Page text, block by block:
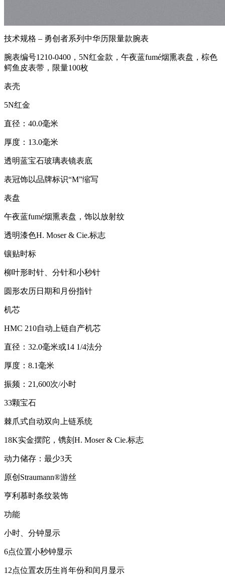
技术规格 – 勇创者系列中华历限量款腕表
腕表编号1210-0400，5N红金款，午夜蓝fumé烟熏表盘，棕色
鳄鱼皮表带，限量100枚
表壳
5N红金
直径：40.0毫米
厚度：13.0毫米
透明蓝宝石玻璃表镜表底
表冠饰以品牌标识“M”缩写
表盘
午夜蓝fumé烟熏表盘，饰以放射纹
透明漆色H. Moser & Cie.标志
镶贴时标
柳叶形时针、分针和小秒针
圆形农历日期和月份指针
机芯
HMC 210自动上链自产机芯
直径：32.0毫米或14 1/4法分
厚度：8.1毫米
振频：21,600次/小时
33颗宝石
棘爪式自动双向上链系统
18K实金摆陀，镌刻H. Moser & Cie.标志
动力储存：最少3天
原创Straumann®游丝
亨利慕时条纹装饰
功能
小时、分钟显示
6点位置小秒钟显示
12点位置农历生肖年份和闰月显示